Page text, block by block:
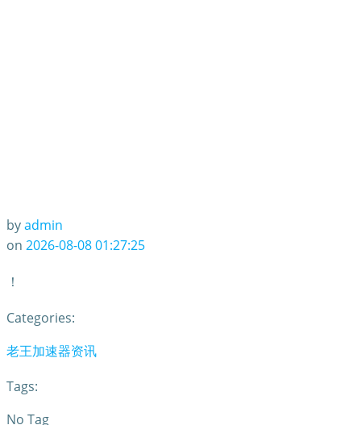
byadmin
on 2026-08-08 01:27:25
！
Categories:
老王加速器资讯
Tags:
No Tag